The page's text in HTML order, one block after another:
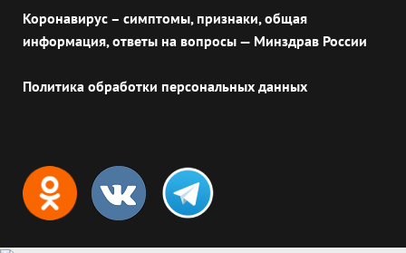
Коронавирус – симптомы, признаки, общая
информация, ответы на вопросы — Минздрав России
Политика обработки персональных данных